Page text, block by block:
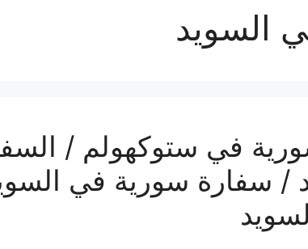
السويد
في ستوكهولم /
/ سفارة سورية في